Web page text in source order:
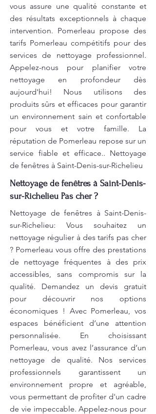
vous assure une qualité constante et
des résultats exceptionnels à chaque
intervention. Pomerleau propose des
tarifs Pomerleau compétitifs pour des
services de nettoyage professionnel.
Appelez-nous pour planifier votre
nettoyage en profondeur dès
aujourd'hui! Nous utilisons des
produits sûrs et efficaces pour garantir
un environnement sain et confortable
pour vous et votre famille. La
réputation de Pomerleau repose sur un
service fiable et efficace.. Nettoyage
de fenêtres à Saint-Denis-sur-Richelieu
Nettoyage de fenêtres à Saint-Denis-
sur-Richelieu Pas cher ?
Nettoyage de fenêtres à Saint-Denis-
sur-Richelieu: Vous souhaitez un
nettoyage régulier à des tarifs pas cher
? Pomerleau vous offre des prestations
de nettoyage fréquentes à des prix
accessibles, sans compromis sur la
qualité. Demandez un devis gratuit
pour découvrir nos options
économiques ! Avec Pomerleau, vos
espaces bénéficient d’une attention
personnalisée. En choisissant
Pomerleau, vous avez l’assurance d’un
nettoyage de qualité. Nos services
professionnels garantissent un
environnement propre et agréable,
vous permettant de profiter d'un cadre
de vie impeccable. Appelez-nous pour